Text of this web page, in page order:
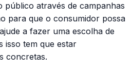
público através de campanhas
para que o consumidor possa
a fazer uma escolha de
isso tem que estar
concretas.